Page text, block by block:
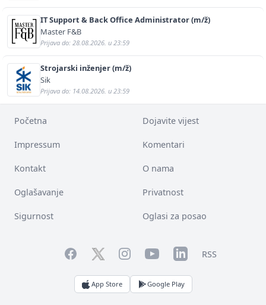
IT Support & Back Office Administrator (m/ž)
Master F&B
Prijava do: 28.08.2026. u 23:59
Strojarski inženjer (m/ž)
Sik
Prijava do: 14.08.2026. u 23:59
Početna Dojavite vijest
Impressum Komentari
Kontakt O nama
Oglašavanje Privatnost
Sigurnost Oglasi za posao
FacebookTwitterInstagramYouTubeLinkedInRSS
App Store Google Play